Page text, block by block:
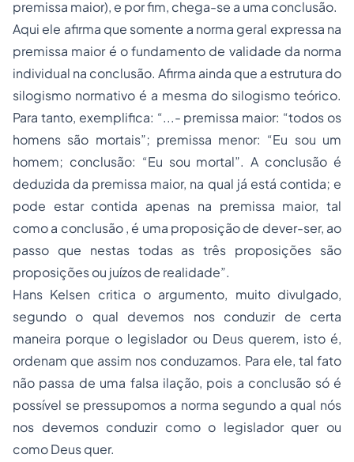
premissa maior), e por fim, chega-se a uma conclusão.
Aqui ele afirma que somente a norma geral expressa na
premissa maior é o fundamento de validade da norma
individual na conclusão. Afirma ainda que a estrutura do
silogismo normativo é a mesma do silogismo teórico.
Para tanto, exemplifica: “...- premissa maior: “todos os
homens são mortais”; premissa menor: “Eu sou um
homem; conclusão: “Eu sou mortal”. A conclusão é
deduzida da premissa maior, na qual já está contida; e
pode estar contida apenas na premissa maior, tal
como a conclusão , é uma proposição de dever-ser, ao
passo que nestas todas as três proposições são
proposições ou juízos de realidade”.
Hans Kelsen critica o argumento, muito divulgado,
segundo o qual devemos nos conduzir de certa
maneira porque o legislador ou Deus querem, isto é,
ordenam que assim nos conduzamos. Para ele, tal fato
não passa de uma falsa ilação, pois a conclusão só é
possível se pressupomos a norma segundo a qual nós
nos devemos conduzir como o legislador quer ou
como Deus quer.